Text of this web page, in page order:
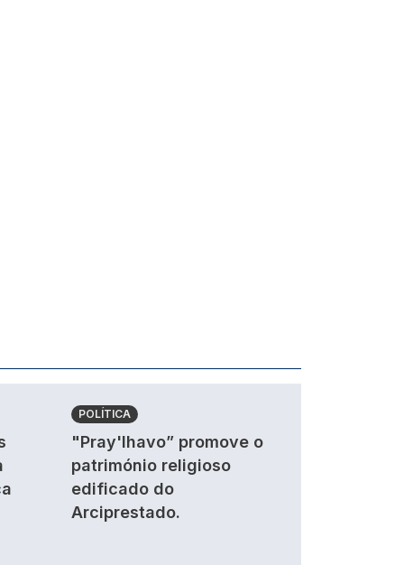
POLÍTICA
"Pray'lhavo” promove o
património religioso
edificado do
Arciprestado.